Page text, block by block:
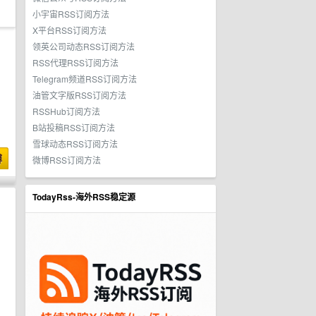
小宇宙RSS订阅方法
X平台RSS订阅方法
领英公司动态RSS订阅方法
RSS代理RSS订阅方法
Telegram频道RSS订阅方法
油管文字版RSS订阅方法
RSSHub订阅方法
B站投稿RSS订阅方法
雪球动态RSS订阅方法
微博RSS订阅方法
TodayRss-海外RSS稳定源